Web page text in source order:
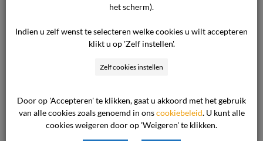
de Comfort Class geboekt. Op de bestemming
heeft klager bij de reisleiding gevraagd naar de
mogelijkheid om terug in de Premium Comfort
positief bericht van de reisleiding en heeft een
toeslag voor de Premium Comfort Class aan de
reisleiding betaald. Helaas is klager tijdens de
het scherm).
Indien u zelf wenst te selecteren welke cookies u wilt accepteren
klikt u op 'Zelf instellen'.
Zelf cookies instellen
Door op 'Accepteren' te klikken, gaat u akkoord met het gebruik
van alle cookies zoals genoemd in onscookiebeleid. U kunt alle
cookies weigeren door op 'Weigeren' te klikken.